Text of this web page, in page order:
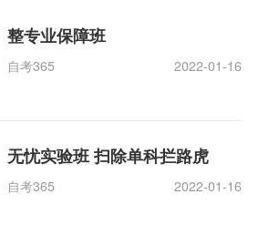
整专业保障班
自考365 2022-01-16
无忧实验班 扫除单科拦路虎
自考365 2022-01-16